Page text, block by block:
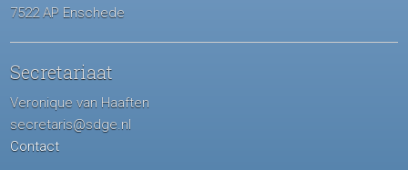
7522 AP Enschede
Secretariaat
Veronique van Haaften
secretaris@sdge.nl
Contact